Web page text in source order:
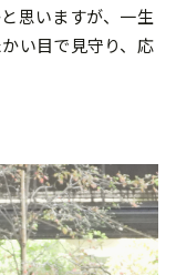
思いますが、一生
い目で見守り、応